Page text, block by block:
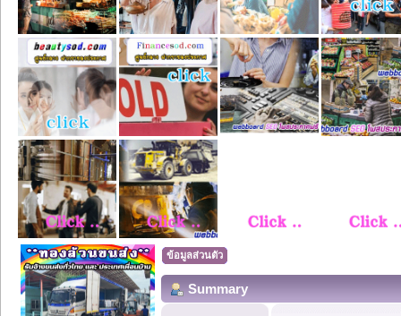
ข้อมูลส่วนตัว
Summary